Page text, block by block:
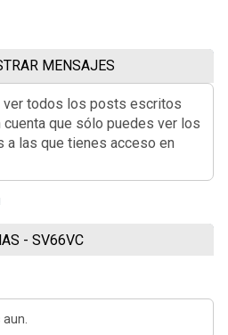
MENSAJES
ver todos los posts escritos
cuenta que sólo puedes ver los
las que tienes acceso en
- SV66VC